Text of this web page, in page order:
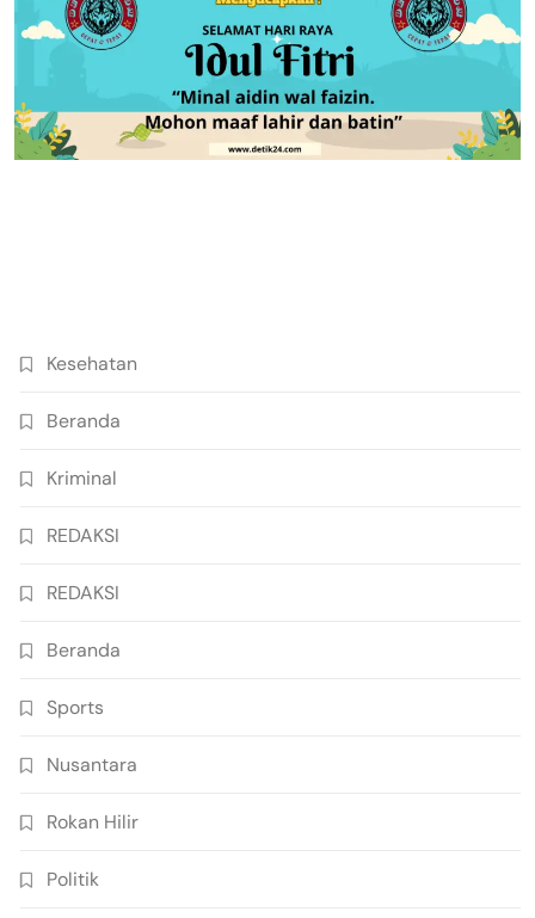
Kesehatan
Beranda
Kriminal
REDAKSI
REDAKSI
Beranda
Sports
Nusantara
Rokan Hilir
Politik